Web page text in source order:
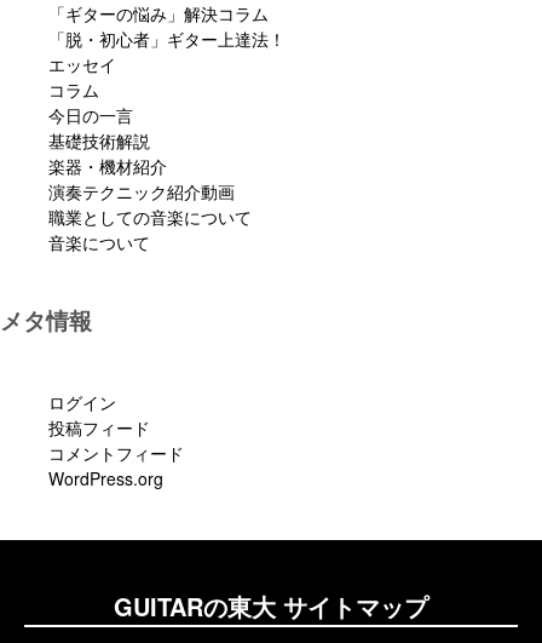
「ギターの悩み」解決コラム
「脱・初心者」ギター上達法！
エッセイ
コラム
今日の一言
基礎技術解説
楽器・機材紹介
演奏テクニック紹介動画
職業としての音楽について
音楽について
メタ情報
ログイン
投稿フィード
コメントフィード
WordPress.org
GUITARの東大 サイトマップ